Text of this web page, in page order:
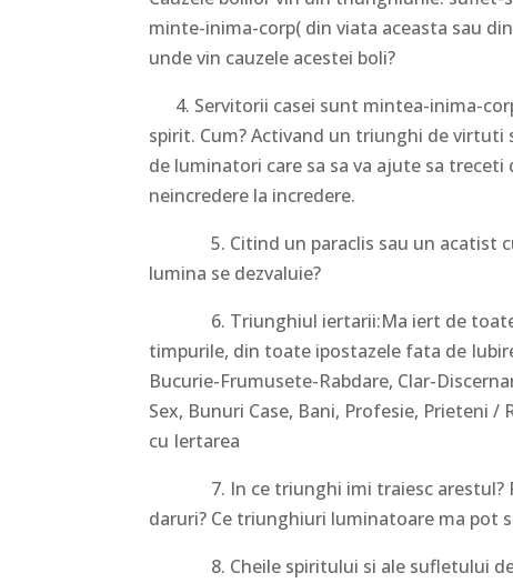
minte-inima-corp( din viata aceasta sau
unde vin cauzele acestei boli?
4. Servitorii casei sunt mintea-inima-
spirit. Cum? Activand un triunghi de
de luminatori care sa sa va ajute sa
neincredere la incredere.
5. Citind un paraclis sau un acatist cu
lumina se dezvaluie?
6. Triunghiul iertarii:Ma iert de toate
timpurile, din toate ipostazele fata de
Bucurie-Frumusete-Rabdare, Clar-
Sex, Bunuri Case, Bani, Profesie, Prieteni
cu Iertarea
7. In ce triunghi imi traiesc arestul?
daruri? Ce triunghiuri luminatoare ma pot
8. Cheile spiritului si ale sufletului